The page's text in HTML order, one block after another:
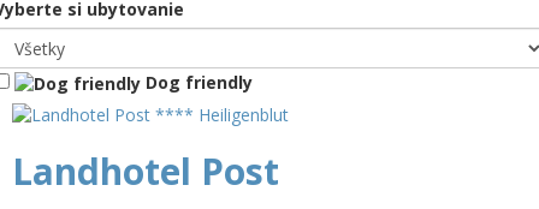
si ubytovanie
Dog friendly
Landhotel Post